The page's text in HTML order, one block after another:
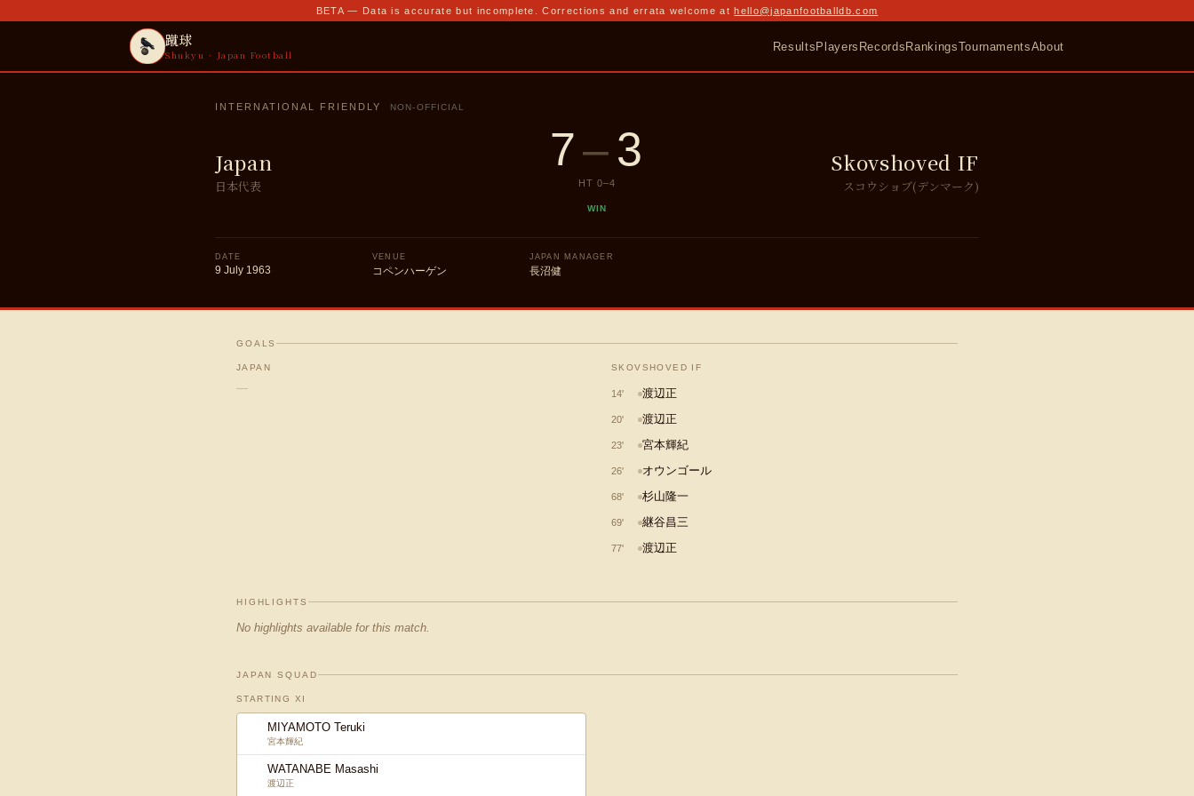
BETA — Data is accurate but incomplete. Corrections and errata welcome at hello@japanfootballdb.com
蹴球
Shukyu · Japan Football
ResultsPlayers RecordsRankingsTournamentsAbout
INTERNATIONAL FRIENDLY NON-OFFICIAL
Japan
日本代表
7–3
HT 0–4
WIN
Skovshoved IF
スコウショブ(デンマーク)
DATE
9 July 1963
VENUE
コペンハーゲン
JAPAN MANAGER
長沼健
GOALS
JAPAN
—
SKOVSHOVED IF
14' 渡辺正
20' 渡辺正
23' 宮本輝紀
26' オウンゴール
68' 杉山隆一
69' 継谷昌三
77' 渡辺正
HIGHLIGHTS
No highlights available for this match.
JAPAN SQUAD
STARTING XI
MIYAMOTO Teruki
宮本輝紀
WATANABE Masashi
渡辺正